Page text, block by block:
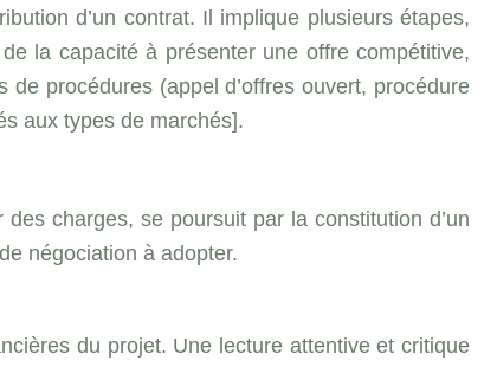
d’un contrat. Il implique plusieurs étapes,
la capacité à présenter une offre compétitive,
procédures (appel d’offres ouvert, procédure
aux types de marchés].
charges, se poursuit par la constitution d’un
négociation à adopter.
du projet. Une lecture attentive et critique